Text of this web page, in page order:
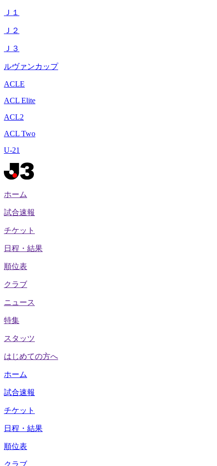
Ｊ１
Ｊ２
Ｊ３
ルヴァンカップ
ACLE
ACL Elite
ACL2
ACL Two
U-21
ホーム
試合速報
チケット
日程・結果
順位表
クラブ
ニュース
特集
スタッツ
はじめての方へ
ホーム
試合速報
チケット
日程・結果
順位表